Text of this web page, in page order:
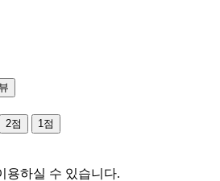
2점
1점
용하실 수 있습니다.